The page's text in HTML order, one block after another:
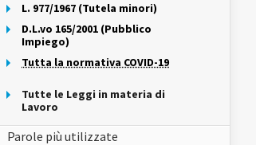
L. 977/1967 (Tutela minori)
D.L.vo 165/2001 (Pubblico
Impiego)
Tutta la normativa COVID-19
Tutte le Leggi in materia di
Lavoro
Parole più utilizzate